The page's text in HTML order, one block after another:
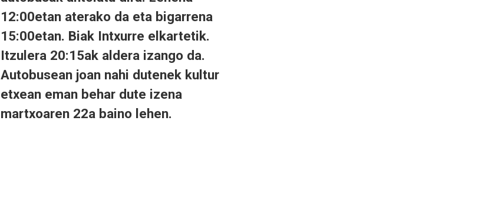
12:00etan aterako da eta bigarrena
15:00etan. Biak Intxurre elkartetik.
Itzulera 20:15ak aldera izango da.
Autobusean joan nahi dutenek kultur
etxean eman behar dute izena
martxoaren 22a baino lehen.